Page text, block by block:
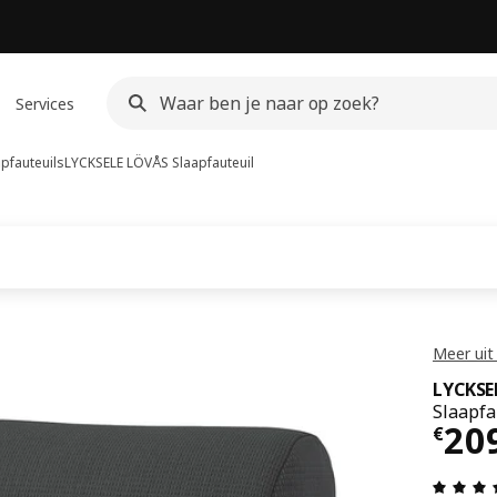
Services
LYCKSELE LÖVÅS Slaapfauteuil
Meer uit
€